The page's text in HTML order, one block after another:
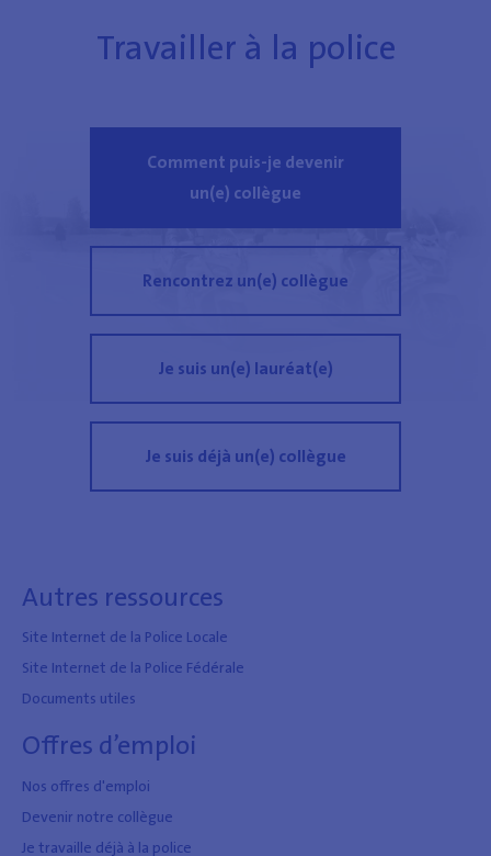
Travailler à la police
Comment puis-je devenir
un(e) collègue
Rencontrez un(e) collègue
Je suis un(e) lauréat(e)
Je suis déjà un(e) collègue
Autres ressources
Site Internet de la Police Locale
Site Internet de la Police Fédérale
Documents utiles
Offres d’emploi
Nos offres d'emploi
Devenir notre collègue
Je travaille déjà à la police